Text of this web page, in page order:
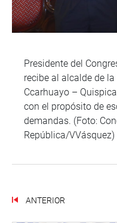
Presidente del
recibe al alcalde de
Ccarhuayo –
con el propósito de
demandas. (Foto:
República/VVásquez)
ANTERIOR